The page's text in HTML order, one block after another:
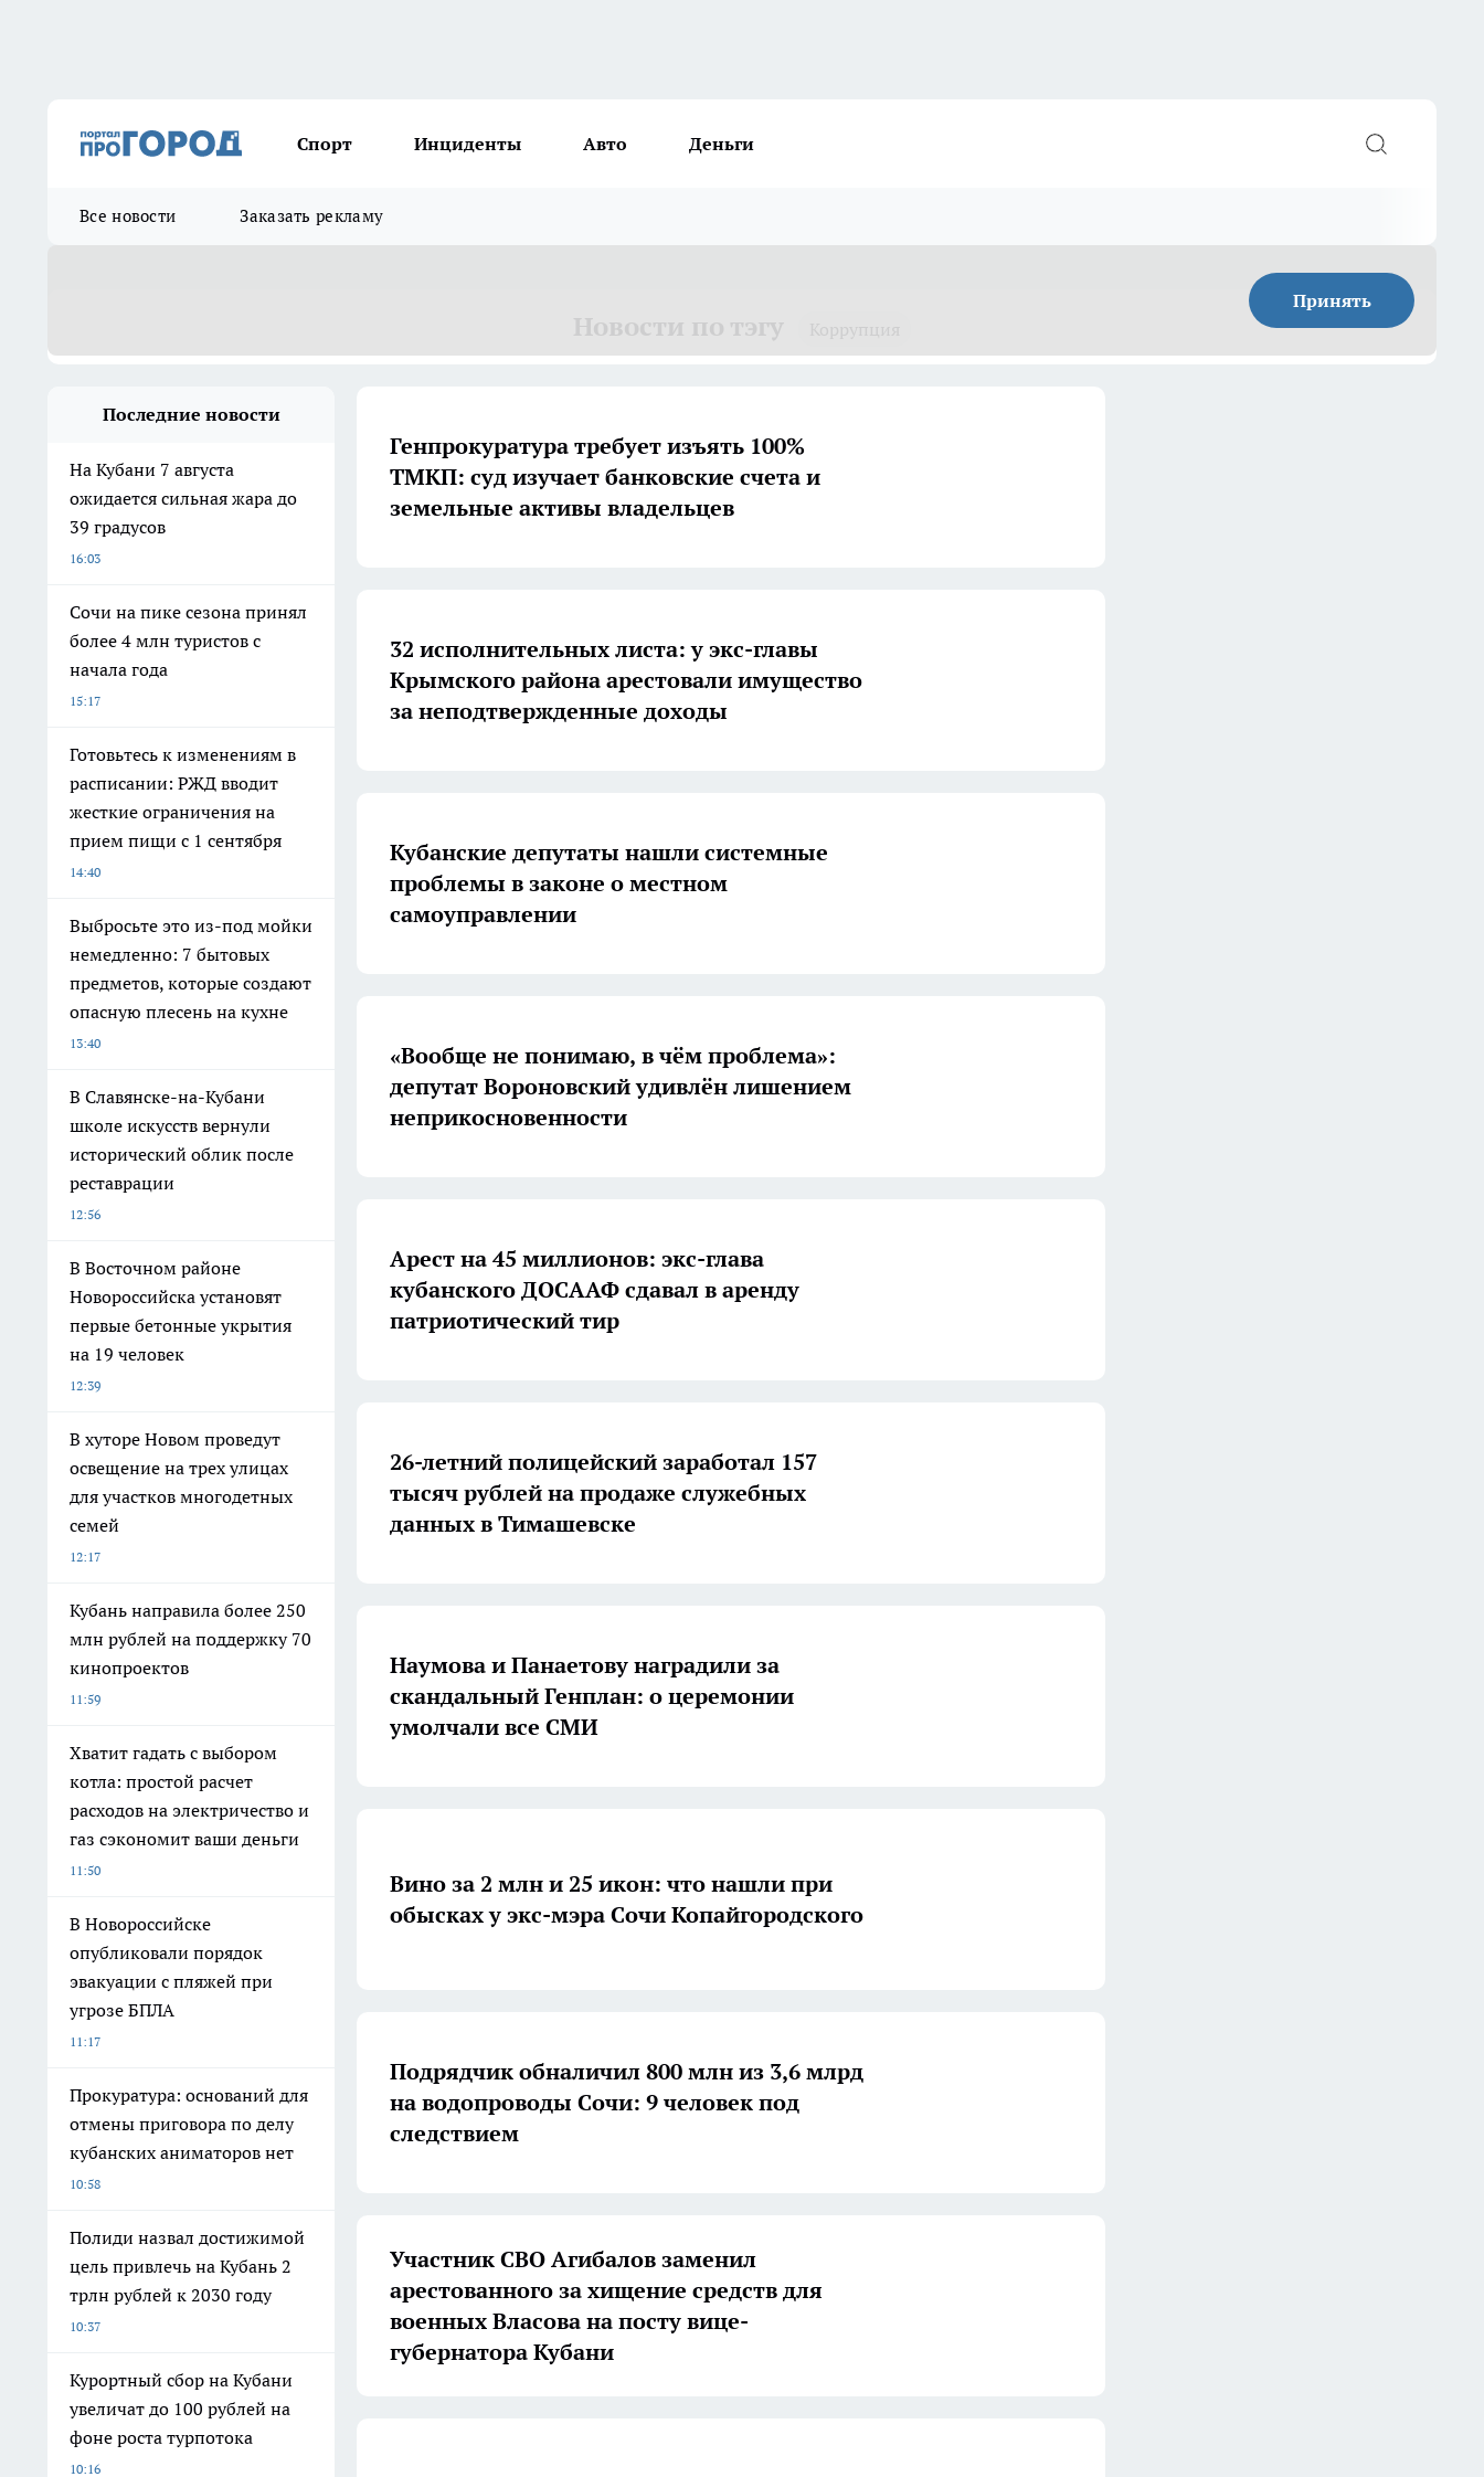
Спорт Инциденты Авто Деньги
Все новости Заказать рекламу
Принять
Последние новости
На Кубани 7 августа
ожидается сильная жара до
39 градусов
16:03
Сочи на пике сезона принял
более 4 млн туристов с
начала года
15:17
Готовьтесь к изменениям в
расписании: РЖД вводит
жесткие ограничения на
прием пищи с 1 сентября
14:40
Выбросьте это из-под мойки
немедленно: 7 бытовых
предметов, которые создают
опасную плесень на кухне
13:40
В Славянске-на-Кубани
школе искусств вернули
исторический облик после
реставрации
12:56
В Восточном районе
Новороссийска установят
первые бетонные укрытия
на 19 человек
12:39
В хуторе Новом проведут
освещение на трех улицах
для участков многодетных
семей
12:17
Кубань направила более 250
млн рублей на поддержку 70
кинопроектов
11:59
Хватит гадать с выбором
котла: простой расчет
расходов на электричество и
газ сэкономит ваши деньги
11:50
В Новороссийске
опубликовали порядок
эвакуации с пляжей при
угрозе БПЛА
11:17
Прокуратура: оснований для
отмены приговора по делу
кубанских аниматоров нет
10:58
Полиди назвал достижимой
цель привлечь на Кубань 2
трлн рублей к 2030 году
10:37
Курортный сбор на Кубани
увеличат до 100 рублей на
фоне роста турпотока
10:16
Генпрокуратура требует изъять 100%
ТМКП: суд изучает банковские счета и
земельные активы владельцев
32 исполнительных листа: у экс-главы
Крымского района арестовали имущество
за неподтвержденные доходы
Кубанские депутаты нашли системные
проблемы в законе о местном
самоуправлении
«Вообще не понимаю, в чём проблема»:
депутат Вороновский удивлён лишением
неприкосновенности
Арест на 45 миллионов: экс-глава
кубанского ДОСААФ сдавал в аренду
патриотический тир
26-летний полицейский заработал 157
тысяч рублей на продаже служебных
данных в Тимашевске
Наумова и Панаетову наградили за
скандальный Генплан: о церемонии
умолчали все СМИ
Вино за 2 млн и 25 икон: что нашли при
обысках у экс-мэра Сочи Копайгородского
Подрядчик обналичил 800 млн из 3,6 млрд
на водопроводы Сочи: 9 человек под
следствием
Участник СВО Агибалов заменил
арестованного за хищение средств для
военных Власова на посту вице-
губернатора Кубани